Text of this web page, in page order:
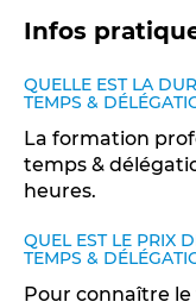
Infos
QUELLE EST LA
TEMPS &
La formation
temps &
heures.
QUEL EST LE PRIX
TEMPS &
Pour connaître